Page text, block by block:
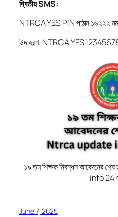
দ্বিতীয় SMS:
NTRCA YES PIN পাঠান ১৬২২২
উদাহরণ: NTRCA YES
১৯ তম শিক্ষক নিবন্ধন আবেদনের
info 24
June 7, 2025